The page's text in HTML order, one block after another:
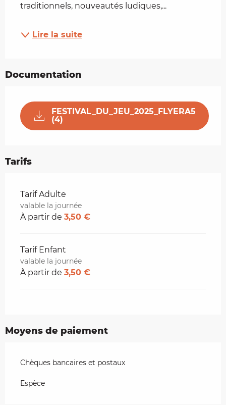
traditionnels, nouveautés ludiques,...
Lire la suite
Documentation
FESTIVAL_DU_JEU_2025_FLYERA5
(4)
Tarifs
Tarifs 2026
Tarif Adulte
valable la journée
À partir de 3,50 €
Tarif Enfant
valable la journée
À partir de 3,50 €
Moyens de paiement
Chèques bancaires et postaux
Espèce